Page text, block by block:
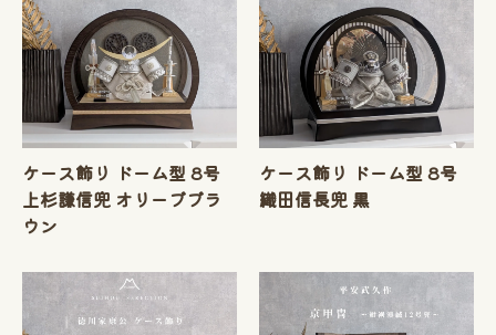
ケース飾り ドーム型 8号
上杉謙信兜 オリーブブラ
ウン
ケース飾り ドーム型 8号
織田信長兜 黒